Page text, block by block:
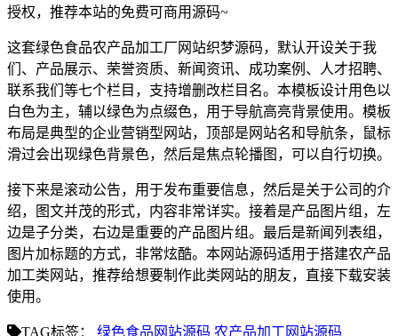
授权，推荐本站的免费可商用源码~
这套绿色食品农产品加工厂网站织梦源码，默认开设关于我
们、产品展示、荣誉资质、新闻资讯、成功案例、人才招聘、
联系我们等七个栏目，支持增删改栏目名。本模板设计用色以
白色为主，辅以绿色为点缀色，用于导航高亮背景使用。模板
布局是典型的企业营销型网站，顶部是网站名和导航条，鼠标
滑过会出现绿色背景色，然后是焦点轮播图，可以自行切换。
接下来是滚动公告，用于发布重要信息，然后是关于公司的介
绍，图文并茂的形式，内容非常详实。接着是产品图片组，左
边是子分类，右边是重要的产品图片组。最后是新闻列表组，
图片加标题的方式，非常炫酷。本网站源码适用于搭建农产品
加工类网站，推荐给想要制作此类网站的朋友，直接下载安装
使用。
TAG标签： 绿色食品网站源码 农产品加工网站源码